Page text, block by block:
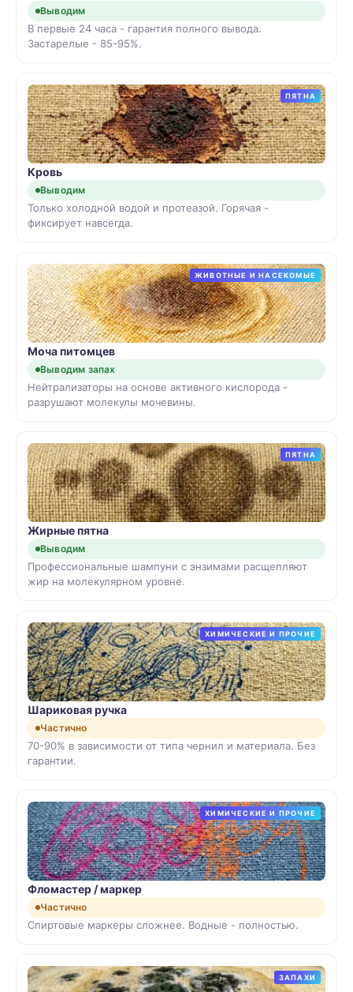
Выводим
В первые 24 часа - гарантия полного вывода.
Застарелые - 85-95%.
ПЯТНА
Кровь
Выводим
Только холодной водой и протеазой. Горячая -
фиксирует навсегда.
ЖИВОТНЫЕ И НАСЕКОМЫЕ
Моча питомцев
Выводим запах
Нейтрализаторы на основе активного кислорода -
разрушают молекулы мочевины.
ПЯТНА
Жирные пятна
Выводим
Профессиональные шампуни с энзимами расщепляют
жир на молекулярном уровне.
ХИМИЧЕСКИЕ И ПРОЧИЕ
Шариковая ручка
Частично
70-90% в зависимости от типа чернил и материала. Без
гарантии.
ХИМИЧЕСКИЕ И ПРОЧИЕ
Фломастер / маркер
Частично
Спиртовые маркеры сложнее. Водные - полностью.
ЗАПАХИ